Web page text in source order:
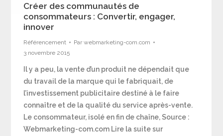
Créer des communautés de
consommateurs : Convertir, engager,
innover
Référencement Parwebmarketing-com.com
3 novembre 2015
Il y a peu, la vente d’un produit ne dépendait que
du travail de la marque qui le fabriquait, de
l’investissement publicitaire destiné à le faire
connaître et de la qualité du service après-vente.
Le consommateur, isolé en fin de chaîne, Source :
Webmarketing-com.com Lire la suite sur